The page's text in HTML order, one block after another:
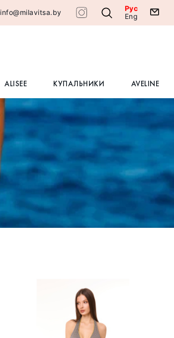
info@milavitsa.by
Рус
Eng
ALISEE КУПАЛЬНИКИ AVELINE